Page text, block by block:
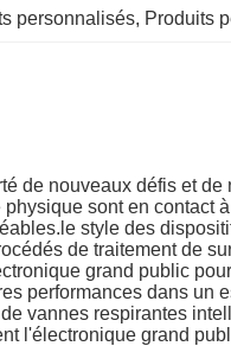
personnalisés, Produits
de nouveaux défis et
sont en
style des
de traitement de
grand public
performances dans
vannes respirantes
l'électronique grand